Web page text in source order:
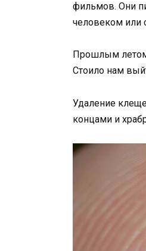
фильмов. Они
человеком или
Прошлым летом
Стоило нам
Удаление
концами и